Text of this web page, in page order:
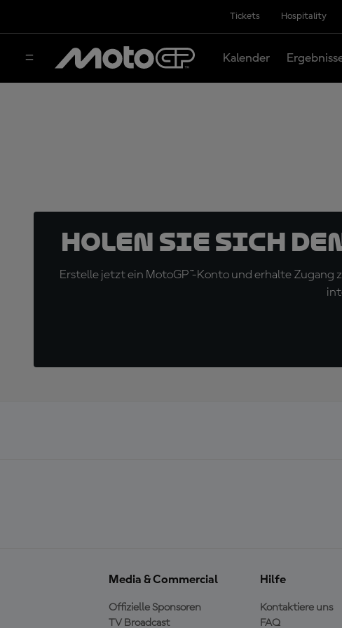
Tickets Hospitality
Kalender
Holen Sie sich
Erstelle jetzt ein MotoGP™-Konto und erhalte
Media & Commercial
Offizielle Sponsoren
TV Broadcast
Hilfe
Kontaktiere uns
FAQ